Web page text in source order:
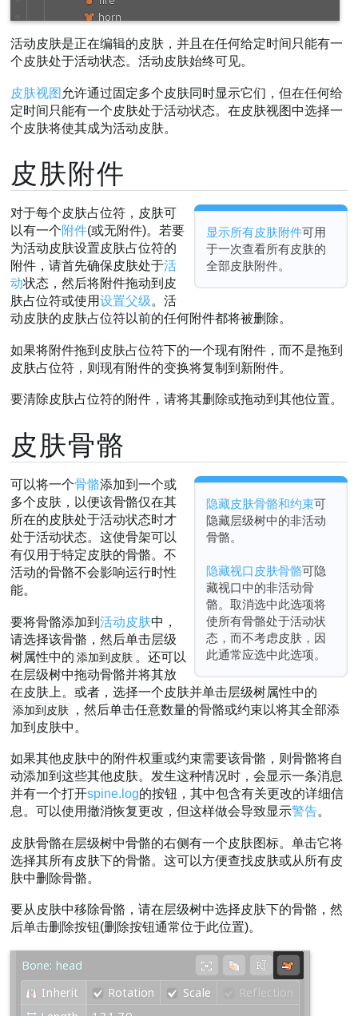
活动皮肤是正在编辑的皮肤，并且在任何给定时间只能有一
个皮肤处于活动状态。活动皮肤始终可见。
皮肤视图 允许通过固定多个皮肤同时显示它们，但在任何给
定时间只能有一个皮肤处于活动状态。在皮肤视图中选择一
个皮肤将使其成为活动皮肤。
皮肤附件
显示所有皮肤附件可用
于一次查看所有皮肤的
全部皮肤附件。
对于每个皮肤占位符，皮肤可
以有一个附件(或无附件)。若要
为活动皮肤设置皮肤占位符的
附件，请首先确保皮肤处于活
动状态，然后将附件拖动到皮
肤占位符或使用设置父级。活
动皮肤的皮肤占位符以前的任何附件都将被删除。
如果将附件拖到皮肤占位符下的一个现有附件，而不是拖到
皮肤占位符，则现有附件的变换将复制到新附件。
要清除皮肤占位符的附件，请将其删除或拖动到其他位置。
皮肤骨骼
隐藏皮肤骨骼和约束可
隐藏层级树中的非活动
骨骼。
隐藏视口皮肤骨骼可隐
藏视口中的非活动骨
骼。取消选中此选项将
使所有骨骼处于活动状
态，而不考虑皮肤，因
此通常应选中此选项。
可以将一个骨骼添加到一个或
多个皮肤，以便该骨骼仅在其
所在的皮肤处于活动状态时才
处于活动状态。这使骨架可以
有仅用于特定皮肤的骨骼。不
活动的骨骼不会影响运行时性
能。
要将骨骼添加到活动皮肤中，
请选择该骨骼，然后单击层级
树属性中的 添加到皮肤 。还可以
在层级树中拖动骨骼并将其放
在皮肤上。或者，选择一个皮肤并单击层级树属性中的
添加到皮肤
，然后单击任意数量的骨骼或约束以将其全部添
加到皮肤中。
如果其他皮肤中的附件权重或约束需要该骨骼，则骨骼将自
动添加到这些其他皮肤。发生这种情况时，会显示一条消息
并有一个打开spine.log的按钮，其中包含有关更改的详细信
息。可以使用撤消恢复更改，但这样做会导致显示警告。
皮肤骨骼在层级树中骨骼的右侧有一个皮肤图标。单击它将
选择其所有皮肤下的骨骼。这可以方便查找皮肤或从所有皮
肤中删除骨骼。
要从皮肤中移除骨骼，请在层级树中选择皮肤下的骨骼，然
后单击删除按钮(删除按钮通常位于此位置)。